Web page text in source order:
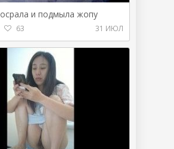
и подмыла жопу
63 31 ИЮЛ